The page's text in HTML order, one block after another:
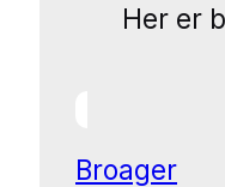
Her er
Broager